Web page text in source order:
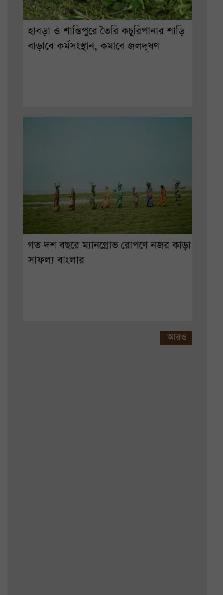
হাবড়া ও শান্তিপুরে তৈরি কচুরিপানার শাড়ি
বাড়াবে কর্মসংস্থান, কমাবে জলদূষণ
গত দশ বছরে ম্যানগ্রোভ রোপণে নজর কাড়া
সাফল্য বাংলার
আরও